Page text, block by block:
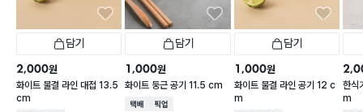
담기
2,000원
화이트 물결 라인 대접 13.5
cm
담기
1,000원
화이트 둥근 공기 11.5 cm
택배배송매장픽업
담기
1,000원
화이트 물결 라인 공기 12 c
m
한식
m